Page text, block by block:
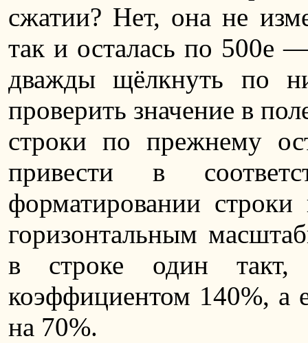
сжатии? Нет, она не
так и осталась по 500e
дважды щёлкнуть по
проверить значение в
строки по прежнему
привести в
форматировании строки
горизонтальным
в строке один
коэффициентом 140%, а
на 70%.